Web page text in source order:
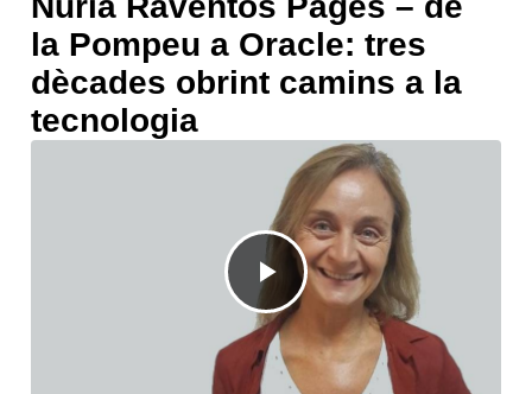
la Pompeu a Oracle: tres
dècades obrint camins a la
tecnologia